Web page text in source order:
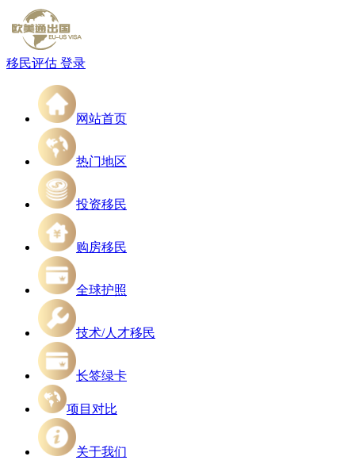
移民评估 登录
网站首页
热门地区
投资移民
购房移民
全球护照
技术/人才移民
长签绿卡
项目对比
关于我们